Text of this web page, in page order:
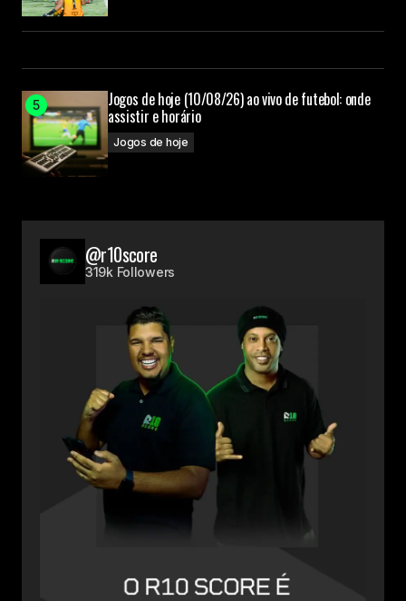
Jogos de hoje (10/08/26) ao vivo de futebol: onde
assistir e horário
Jogos de hoje
@r10score
319k Followers